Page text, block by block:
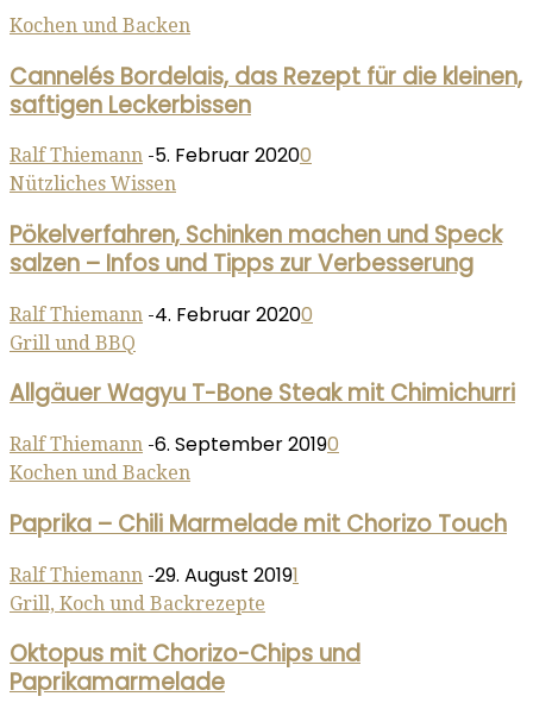
Kochen und Backen
Cannelés Bordelais, das Rezept für die kleinen,
saftigen Leckerbissen
Ralf Thiemann -5. Februar 20200
Nützliches Wissen
Pökelverfahren, Schinken machen und Speck
salzen – Infos und Tipps zur Verbesserung
Ralf Thiemann -4. Februar 20200
Grill und BBQ
Allgäuer Wagyu T-Bone Steak mit Chimichurri
Ralf Thiemann -6. September 20190
Kochen und Backen
Paprika – Chili Marmelade mit Chorizo Touch
Ralf Thiemann -29. August 20191
Grill, Koch und Backrezepte
Oktopus mit Chorizo-Chips und
Paprikamarmelade